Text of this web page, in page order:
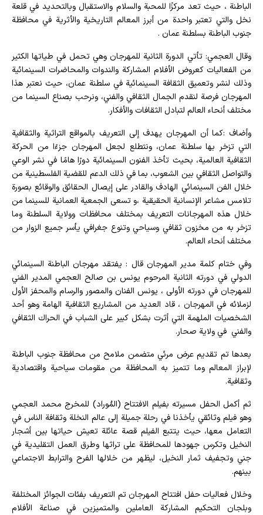
الباطنة ، حيث تعد مركزًا للمحبة والسلام والاستقبال وبالتحديد في قلعة
نخل والتي تعتبر واحدة من أبرز المعالم التاريخية والأثرية في محافظة
جنوب الباطنة بسلطنة عمان .
وقال العجمي: تأتي الدورة الثانية للمهرجان وهي تحمل في طياتها الكثير
من الفعاليات كعروض الأفلام المشاركة والندوات والمحاضرات السينمائية
وذلك لنشر وتعميق الثقافة السينمائية في سلطنة عمان، حيث نعتبر هذا
المهرجان فرصة لنقدم الجمال الثقافي والفني، ونرحب بصناع السينما من
مختلف أنحاء العالم لتبادل الثقافات والأفكار.
وأضاف :كما أن المهرجان يهدف إلى التعريف بالمواقع التراثية والثقافية
التي تزخر بها سلطنة عمان، ونتطلع لجعل المهرجان جزءًا من الحركة
الثقافية العالمية، بحيث تأخذ الفنون السينمائية دورًا هامًا في نشر الوعي
والتواصل الثقافي بين الشعوب، بما في ذلك الدعم للقضية الفلسطينية من
خلال الفن السينمائي الهادف والقادر على إيصال الحقائق والوقائع بصورة
تلامس مشاعر الإنسانية الحقيقية ،و تسعى الجمعية العمانية للسينما من
خلال هذه المهرجانات التعريف بمختلف محافظات وولاية السلطنة وما
تزخر به من مخزون ثقافي وسياحي وتنوع جغرافي يأسر جميع الزوار من
مختلف أنحاء العالم.
وفي ختام كلمة مدير المهرجان قال : يفتقد مهرجان الباطنة السينمائي
الدولي في دورته الثانية المرحوم يونس بن صالح العجمي المدير الفني
للمهرجان في دورته الأولى ، يونس الفنان والمصور والرسام والمحفز الأول
لزملائه في المهرجان ، قاد العديد من المشاريع الثقافية الهامة وهو أحد
الشخصيات الملهمة التي أثرت بشكل كبير على الشباب في الحراك الثقافي
والفني في ولاية صحار.
بعدها تم تقديم عرض مرئي متضمن ملامح من محافظة جنوب الباطنة
لإبراز المعالم وما تتميز به المحافظة من مقومات سياحية واقتصادية
وثقافية.
ثم أكمل الحفل مسيرته بفيلم الافتتاح (المُوراد) للمخرج محمد العجمي
وهو فيلم وثائقي يأخذنا في رحلة جميلة إلى عالم النخلة وثقافة الناس في
التعامل معها، حيث يتتبع الفيلم قصة عائلة تعيش حياتها بين أشجار
النخيل وتكرس جهودها للمحافظة على تراثها وطرق العمل التقليدية في
جني وتجفيف ثمار النخيل، ليظهر من خلالها الفرح والترابط الاجتماعي
بينهم.
وخلال فعاليات حفل افتتاح المهرجان تم التعريف بفئات الجوائز المختلفة
وبلجان التحكيم المشاركة العاملين والمتميزين في صناعة الأفلام